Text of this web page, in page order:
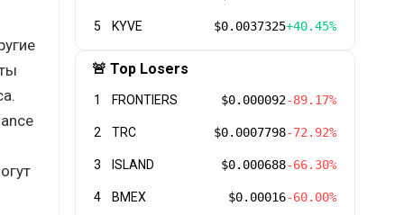
5 KYVE $0.0037325+40.45%
🚨 Top Losers
1 FRONTIERS $0.000092-89.17%
2 TRC $0.0007798-72.92%
3 ISLAND $0.000688-66.30%
4 BMEX $0.00016-60.00%